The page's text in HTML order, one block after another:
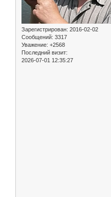
Зарегистрирован: 2016-02-02
Сообщений: 3317
Уважение: +2568
Последний визит:
2026-07-01 12:35:27